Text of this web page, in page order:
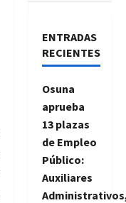
ENTRADAS
RECIENTES
Osuna
aprueba
13 plazas
de Empleo
Público:
Auxiliares